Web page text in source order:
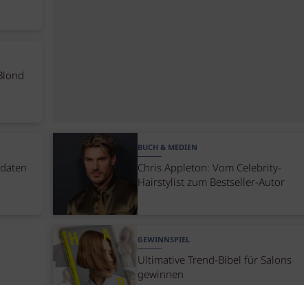
BUCH & MEDIEN
Chris Appleton: Vom Celebrity-
Hairstylist zum Bestseller-Autor
GEWINNSPIEL
Ultimative Trend-Bibel für Salons
gewinnen